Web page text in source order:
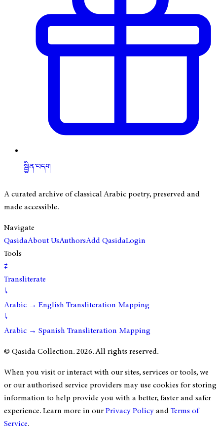
སྦྱིན་བདག
A curated archive of classical Arabic poetry, preserved and
made accessible.
Navigate
QasidaAbout UsAuthorsAdd QasidaLogin
Tools
⇄
Transliterate
↳
Arabic → English Transliteration Mapping
↳
Arabic → Spanish Transliteration Mapping
© Qasida Collection.2026. All rights reserved.
When you visit or interact with our sites, services or tools, we
or our authorised service providers may use cookies for storing
information to help provide you with a better, faster and safer
experience. Learn more in ourPrivacy PolicyandTerms of
Service.